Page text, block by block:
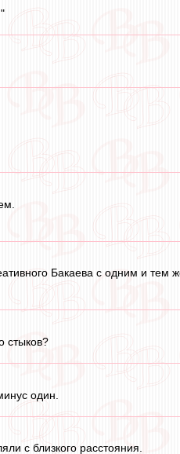
Бакаева с одним и
стыков?
один.
с близкого расстояния.